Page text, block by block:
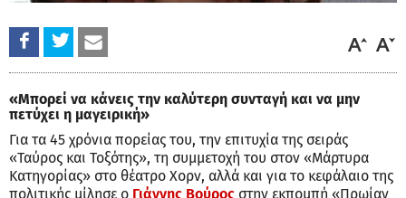
«Μπορεί να κάνεις την καλύτερη συνταγή και να μην
πετύχει η μαγειρική»
Για τα 45 χρόνια πορείας του, την επιτυχία της σειράς
«Ταύρος και Τοξότης», τη συμμετοχή του στον «Μάρτυρα
Κατηγορίας» στο θέατρο Χορν, αλλά και για το κεφάλαιο της
πολιτικής μίλησε ο Γιάννης Βούρος στην εκπομπή «Πρωίαν